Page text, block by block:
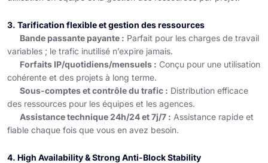
3. Tarification flexible et gestion des ressources
Bande passante payante : Parfait pour les charges de travail
variables ; le trafic inutilisé n’expire jamais.
Forfaits IP/quotidiens/mensuels : Conçu pour une utilisation
cohérente et des projets à long terme.
Sous-comptes et contrôle du trafic : Distribution efficace
des ressources pour les équipes et les agences.
Assistance technique 24h/24 et 7j/7 : Assistance rapide et
fiable chaque fois que vous en avez besoin.
4. High Availability & Strong Anti-Block Stability